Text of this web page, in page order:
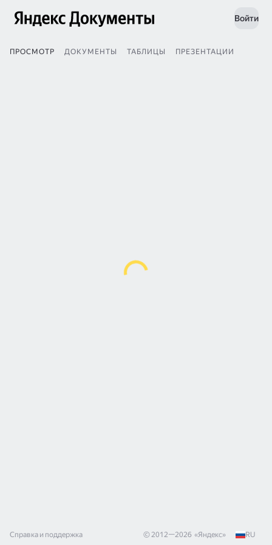
Войти
ПРОСМОТР ДОКУМЕНТЫ ТАБЛИЦЫ ПРЕЗЕНТАЦИИ
Справка и поддержка © 2012—2026 «Яндекс» RU